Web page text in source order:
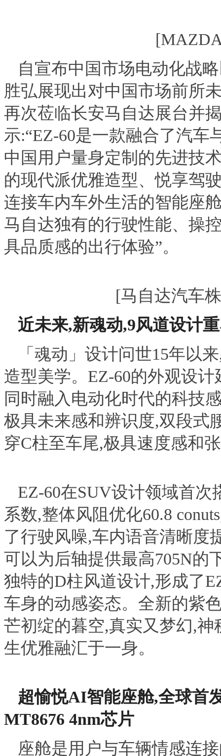
自宣布中国市场电动化战
胜弘展现出对中国市场前所
再次莅临长安马自达展台并
示:“EZ-60是一款融合了汽
中国用户量身定制的先进技
的现代派优雅造型、悦享驾
连接车内车外生活的智能座
马自达独有的行驶性能、操
具品质感的出行体验”。
[马自达汽车
近未来,新魂动,9风道设计
「魂动」设计问世15年以
造型美学。EZ-60的外观设
同时融入电动化时代的科技
极具未来感和辨识度,双段式
穿C柱至车尾,极具速度感和
EZ-60在SUV设计领域首
系数,整体风阻优化60.8
了行驶风噪,车内语音清晰度
可以为后轴提供最高705N的
独特的D柱风道设计,形成了
车身的动感姿态。全新的紫
芒初绽的暮空,真实又梦幻,
生优雅融汇于一身。
超愉悦AI智能座舱,全球首
MT8676 4nm芯片
座舱是用户与车辆情感连